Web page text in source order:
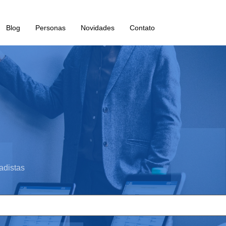
Blog Personas Novidades Contato